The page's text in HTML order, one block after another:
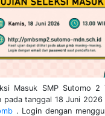
Masuk SMP Sutomo
pada tanggal 18 Juni 2026
. Login dengan